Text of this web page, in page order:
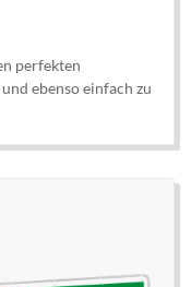
perfekten
ebenso einfach zu